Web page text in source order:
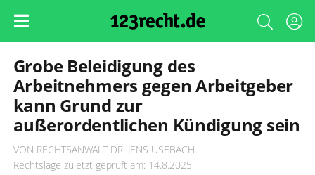
Grobe Beleidigung des
Arbeitnehmers gegen Arbeitgeber
kann Grund zur
außerordentlichen Kündigung sein
VON RECHTSANWALT DR. JENS USEBACH
Rechtslage zuletzt geprüft am: 14.8.2025